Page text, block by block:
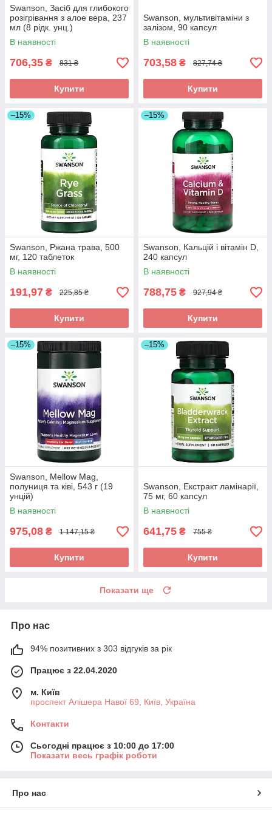
Swanson, Засіб для глибокого
розігрівання з алое вера, 237
мл (8 рідк. унц.)
В наявності
706,35 ₴ 831 ₴
Купити
Swanson, мультивітаміни з
залізом, 90 капсул
В наявності
703,58 ₴ 827,74 ₴
Купити
–15%
Swanson, Ржана трава, 500
мг, 120 таблеток
В наявності
191,97 ₴ 225,85 ₴
Купити
–15%
Swanson, Кальцій і вітамін D,
240 капсул
В наявності
788,75 ₴ 927,94 ₴
Купити
–15%
Swanson, Mellow Mag,
полуниця та ківі, 543 г (19
унцій)
В наявності
975,08 ₴ 1 147,15 ₴
Купити
–15%
Swanson, Екстракт ламінарії,
75 мг, 60 капсул
В наявності
641,75 ₴ 755 ₴
Купити
Показати ще
Про нас
94% позитивних з 303 відгуків за рік
Працює з 22.04.2020
м. Київ
проспект Алішера Навої 69, Київ, Україна
Контакти
Сьогодні працює з 10:00 до 17:00
Показати весь графік роботи
Про нас